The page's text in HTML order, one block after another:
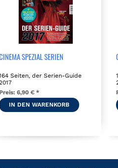
SPEZIAL SERIEN
Seiten, der Serien-Guide
Preis: 6,90 € *
IN DEN WARENKORB